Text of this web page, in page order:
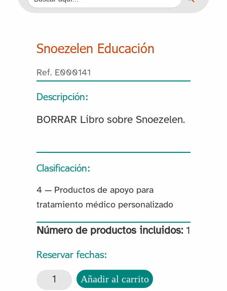
Snoezelen Educación
Ref. E000141
Descripción:
BORRAR Libro sobre Snoezelen.
Clasificación:
4 — Productos de apoyo para
tratamiento médico personalizado
Número de productos incluidos:1
Reservar fechas:
Snoezelen Educación cantidad
Añadir al carrito